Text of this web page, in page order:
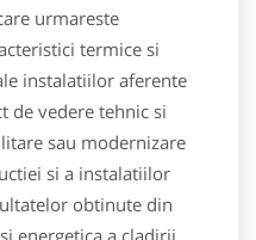
urmareste
termice si
instalatiilor aferente
de vedere tehnic si
sau modernizare
si a instalatiilor
obtinute din
energetica a cladirii.